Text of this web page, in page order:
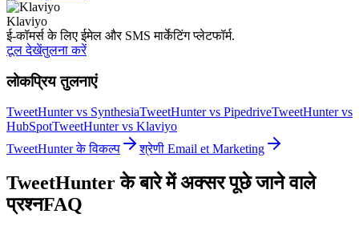
Klaviyo
ई-कॉमर्स के लिए ईमेल और SMS मार्केटिंग प्लेटफॉर्म.
टूल देखेंतुलना करें
लोकप्रिय तुलनाएं
TweetHunter vs SynthesiaTweetHunter vs PipedriveTweetHunter vs
HubSpotTweetHunter vs Klaviyo
TweetHunter के विकल्प
श्रेणी Email et Marketing
TweetHunter के बारे में अक्सर पूछे जाने वाले
प्रश्नFAQ